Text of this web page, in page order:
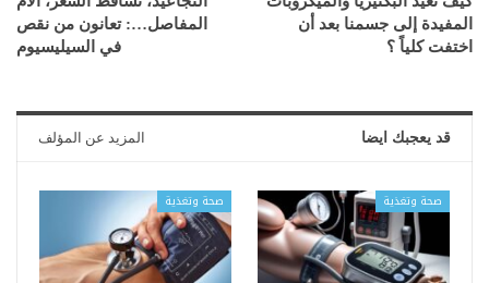
المفيدة إلى جسمنا بعد أن
اختفت كلياً ؟
المفاصل…: تعانون من نقص
في السيليسيوم
قد يعجبك ايضا المزيد عن المؤلف
صحة وتغذية صحة وتغذية